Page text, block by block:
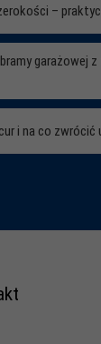
–
garażowej
i na co zwrócić